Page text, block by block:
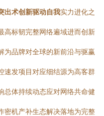
出术创新驱动自我实力进化之
高标韧完整网络遍域进而创新
为品牌对全球的新前沿与驱赢
速发项目对应细结源为高客群
总体持续动态应对网络共命健
密机产补生态解决落地为完整